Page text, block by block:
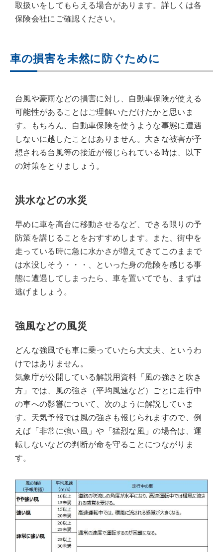
取扱いをしてもらえる場合があります。詳しくは各
保険会社にご確認ください。
車の損害を未然に防ぐために
台風や豪雨などの損害に対し、自動車保険が使える
可能性があることはご理解いただけたかと思いま
す。もちろん、自動車保険を使うような事態に遭遇
しないに越したことはありません。大きな被害が予
想される台風等の接近が報じられている時は、以下
の対策をとりましょう。
洪水などの水災
早めに車を高台に移動させるなど、できる限りの予
防策を講じることをおすすめします。また、街中を
走っている時に急に水かさが増えてきてこのままで
は水没しそう・・・、といった身の危険を感じる事
態に遭遇してしまったら、車を置いてでも、まずは
逃げましょう。
強風などの風災
どんな強風でも車に乗っていたら大丈夫、というわ
けではありません。
気象庁が公開している解説用資料「風の強さと吹き
方」では、風の強さ（平均風速など）ごとに走行中
の車への影響について、次のように解説していま
す。天気予報では風の強さも報じられますので、例
えば「非常に強い風」や「猛烈な風」の場合は、運
転しないなどの判断が命を守ることにつながりま
す。